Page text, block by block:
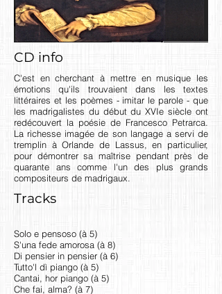
CD info
C'est en cherchant à mettre en musique les
émotions qu'ils trouvaient dans les textes
littéraires et les poèmes - imitar le parole - que
les madrigalistes du début du XVIe siècle ont
redécouvert la poésie de Francesco Petrarca.
La richesse imagée de son langage a servi de
tremplin à Orlande de Lassus, en particulier,
pour démontrer sa maîtrise pendant près de
quarante ans comme l'un des plus grands
compositeurs de madrigaux.
Tracks
Solo e pensoso (à 5)
S'una fede amorosa (à 8)
Di pensier in pensier (à 6)
Tutto'l dì piango (à 5)
Cantai, hor piango (à 5)
Che fai, alma? (à 7)